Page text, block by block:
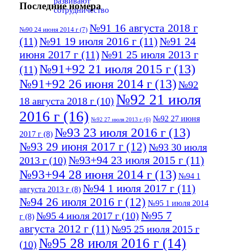
Последние номера
№90 24 июня 2014 г (7) №91 16 августа 2018 г
(11)№91 19 июля 2016 г (11)№91 24
июня 2017 г (11)№91 25 июля 2013 г
(11)№91+92 21 июля 2015 г (13)
№91+92 26 июня 2014 г (13)№92
18 августа 2018 г (10) №92 21 июля
2016 г (16) №92 27 июля 2013 г (6) №92 27 июня
2017 г (8) №93 23 июля 2016 г (13)
№93 29 июня 2017 г (12) №93 30 июля
2013 г (10) №93+94 23 июля 2015 г (11)
№93+94 28 июня 2014 г (13) №94 1
августа 2013 г (8) №94 1 июля 2017 г (11)
№94 26 июля 2016 г (12) №95 1 июля 2014
г (8) №95 4 июля 2017 г (10) №95 7
августа 2012 г (11)№95 25 июля 2015 г
(10) №95 28 июля 2016 г (14)